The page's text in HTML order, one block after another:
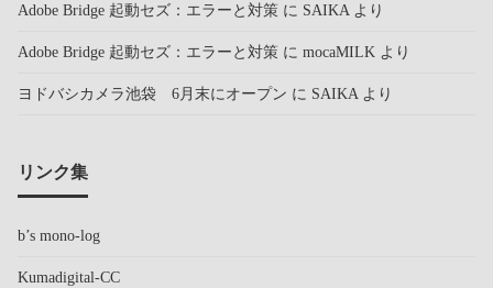
Adobe Bridge 起動セズ：エラーと対策 に SAIKA より
Adobe Bridge 起動セズ：エラーと対策 に mocaMILK より
ヨドバシカメラ池袋 6月末にオープン に SAIKA より
リンク集
b’s mono-log
Kumadigital-CC